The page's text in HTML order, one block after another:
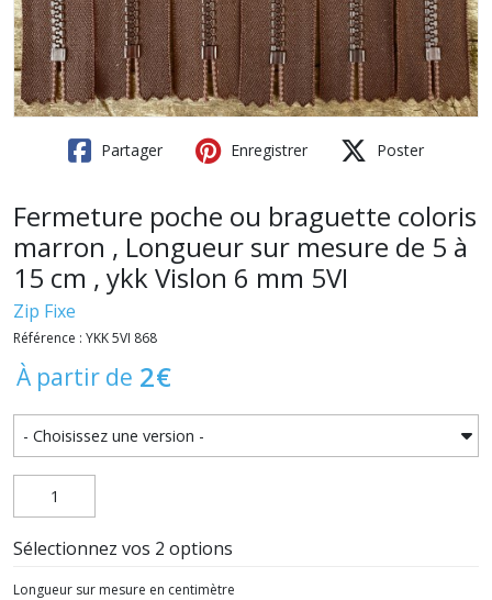
Partager Enregistrer Poster
Fermeture poche ou braguette coloris
marron , Longueur sur mesure de 5 à
15 cm , ykk Vislon 6 mm 5VI
Zip Fixe
Référence : YKK 5VI 868
À partir de 2€
Sélectionnez vos 2 options
Longueur sur mesure en centimètre